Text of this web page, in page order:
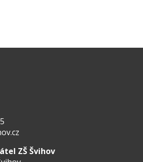
ZŠ Švihov